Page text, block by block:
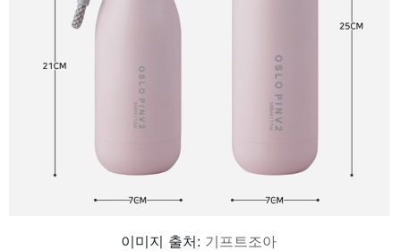
이미지 출처: 기프트조아